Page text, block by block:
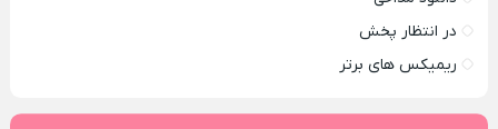
در انتظار پخش
ریمیکس های برتر